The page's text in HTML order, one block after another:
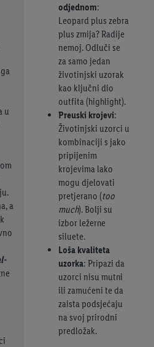
u
a
odjednom:
Leopard plus zebra
plus zmija? Radije
nemoj. Odluči se
za samo jedan
životinjski uzorak
kao ključni dio
outfita (highlight).
Preuski krojevi:
Životinjski uzorci u
kombinaciji s jako
pripijenim
krojevima lako
mogu djelovati
pretjerano (too
much). Bolji su
izbor ležerne
siluete.
Loša kvaliteta
uzorka: Pripazi da
uzorci nisu mutni
ili zamućeni te da
zaista podsjećaju
na svoj prirodni
predložak.